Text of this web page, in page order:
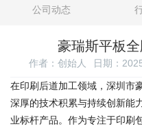
公司动态
豪瑞斯平板
作者：创始人 日期：
在印刷后道加工领域，深圳市
深厚的技术积累与持续创新能
业标杆产品。作为专注于印刷